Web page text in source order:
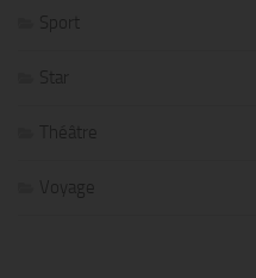
Sport
Star
Théâtre
Voyage